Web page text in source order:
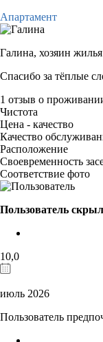
Апартамент
Галина, хозяин жилья
Спасибо за тёплые
1 отзыв о
Чистота
Цена - качество
Качество
Расположение
Своевременность
Соответствие фото
Пользователь
10,0
июль 2026
Пользователь